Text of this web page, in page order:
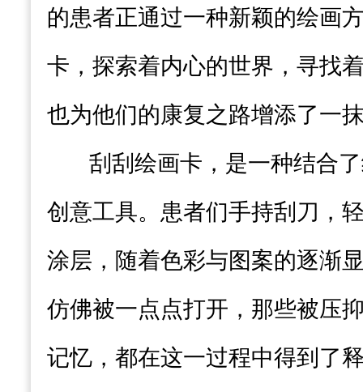
的患者正通过一种新颖的绘
卡，探索着内心的世界，寻找
也为他们的康复之路增添了一
刮刮绘画卡，是一种结合
创意工具。患者们手持刮刀，
涂层，随着色彩与图案的逐渐
仿佛被一点点打开，那些被压
记忆，都在这一过程中得到了